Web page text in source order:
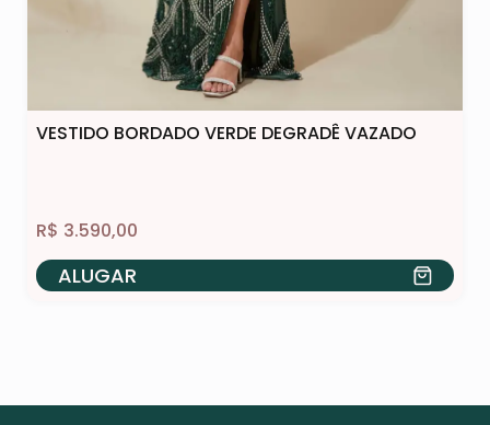
VESTIDO BORDADO VERDE DEGRADÊ VAZADO
R$ 3.590,00
ALUGAR